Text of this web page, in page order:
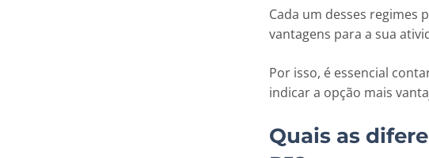
Cada um desses regimes
vantagens para a sua
Por isso, é essencial
indicar a opção mais
Quais as